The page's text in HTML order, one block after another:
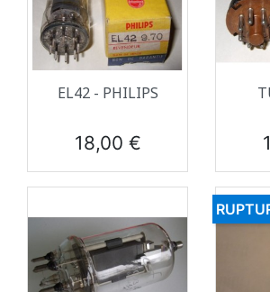
EL42 - PHILIPS
Prix
18,00 €